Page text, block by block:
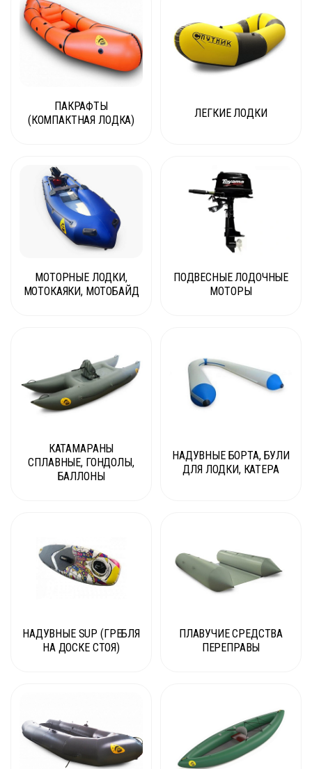
ПАКРАФТЫ
(КОМПАКТНАЯ ЛОДКА)
ЛЕГКИЕ ЛОДКИ
МОТОРНЫЕ ЛОДКИ,
МОТОКАЯКИ, МОТОБАЙД
ПОДВЕСНЫЕ ЛОДОЧНЫЕ
МОТОРЫ
КАТАМАРАНЫ
СПЛАВНЫЕ, ГОНДОЛЫ,
БАЛЛОНЫ
НАДУВНЫЕ БОРТА, БУЛИ
ДЛЯ ЛОДКИ, КАТЕРА
НАДУВНЫЕ SUP (ГРЕБЛЯ
НА ДОСКЕ СТОЯ)
ПЛАВУЧИЕ СРЕДСТВА
ПЕРЕПРАВЫ